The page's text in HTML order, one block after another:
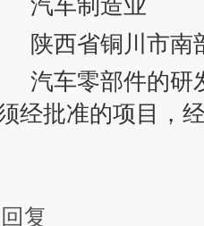
汽车制造业
陕西省铜川市南
汽车零部件的研
经批准的项目，
回复